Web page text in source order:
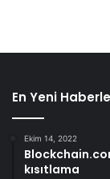
En Yeni
Ekim 14, 2022
kısıtlama